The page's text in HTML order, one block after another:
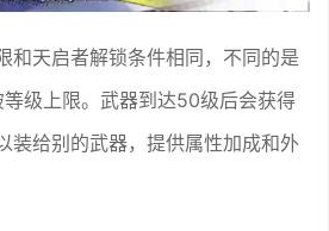
和天启者解锁条件相同，不同的是
级上限。武器到达50级后会获得
装给别的武器，提供属性加成和外